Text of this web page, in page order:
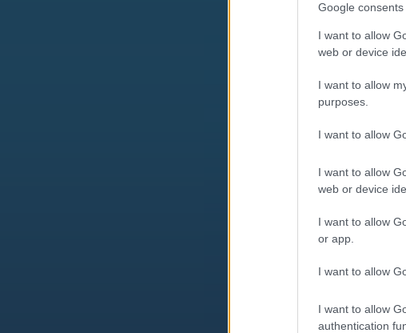
Google consents
I want to allow
web or device
I want to allow
purposes.
I want to allow
I want to allow
web or device
I want to allow
or app.
I want to allow
I want to allow
authentication